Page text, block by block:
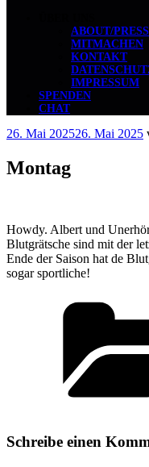
ABOUT/
MITMACHEN
KONTAKT
IMPRESSUM
SPENDEN
CHAT
Veröffentlicht
26. Mai 202526. Mai 2025
Montag
Howdy. Albert und
Blutgrätsche sind mit der
Ende der Saison hat de
sogar sportliche!
Schreibe einen